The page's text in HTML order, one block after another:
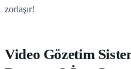
zorlaşır!
Video Gözetim